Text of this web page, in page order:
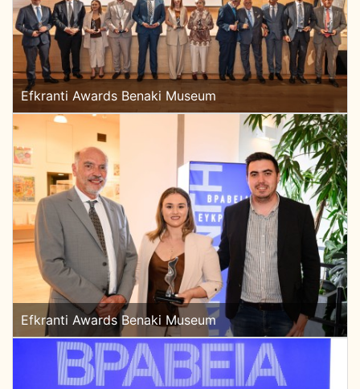
Efkranti Awards Benaki Museum
Efkranti Awards Benaki Museum